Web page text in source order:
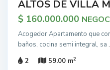
ALTOS DE VILLA
$ 160.000.000
Acogedor Apartamento que
baños, cocina semi integral, sa
2
59.00 m2